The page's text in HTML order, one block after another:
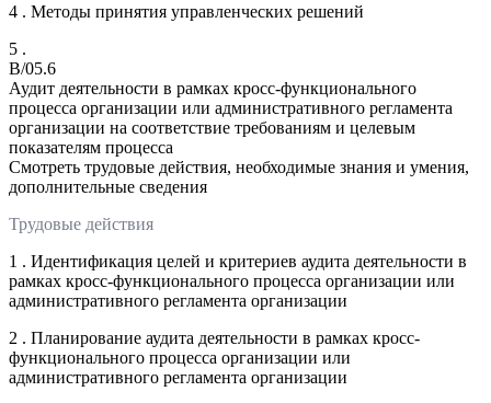
4 . Методы принятия управленческих решений
5 .
B/05.6
Аудит деятельности в рамках кросс-функционального
процесса организации или административного регламента
организации на соответствие требованиям и целевым
показателям процесса
Смотреть трудовые действия, необходимые знания и умения,
дополнительные сведения
Трудовые действия
1 . Идентификация целей и критериев аудита деятельности в
рамках кросс-функционального процесса организации или
административного регламента организации
2 . Планирование аудита деятельности в рамках кросс-
функционального процесса организации или
административного регламента организации